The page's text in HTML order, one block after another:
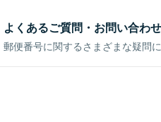
よくあるご質問・お問い合わせ
郵便番号に関するさまざまな疑問に